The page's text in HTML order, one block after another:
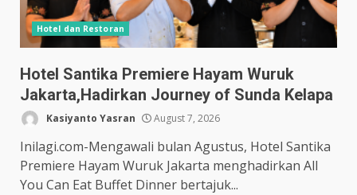
Hotel dan Restoran
Hotel Santika Premiere Hayam Wuruk
Jakarta,Hadirkan Journey of Sunda Kelapa
Kasiyanto Yasran August 7, 2026
Inilagi.com-Mengawali bulan Agustus, Hotel Santika
Premiere Hayam Wuruk Jakarta menghadirkan All
You Can Eat Buffet Dinner bertajuk...